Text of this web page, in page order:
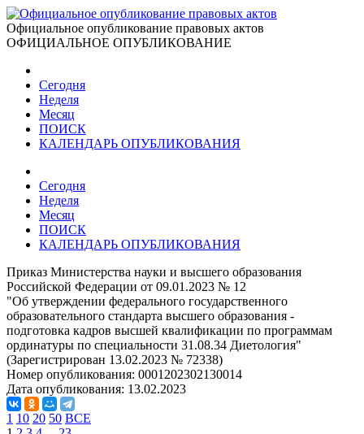
Официальное опубликование правовых актов
ОФИЦИАЛЬНОЕ ОПУБЛИКОВАНИЕ
Сегодня
Неделя
Месяц
ПОИСК
КАЛЕНДАРЬ ОПУБЛИКОВАНИЯ
Сегодня
Неделя
Месяц
ПОИСК
КАЛЕНДАРЬ ОПУБЛИКОВАНИЯ
Приказ Министерства науки и высшего образования
Российской Федерации от 09.01.2023 № 12
"Об утверждении федерального государственного
образовательного стандарта высшего образования -
подготовка кадров высшей квалификации по программам
ординатуры по специальности 31.08.34 Диетология"
(Зарегистрирован 13.02.2023 № 72338)
Номер опубликования: 0001202302130014
Дата опубликования: 13.02.2023
1 10 20 50 ВСЕ